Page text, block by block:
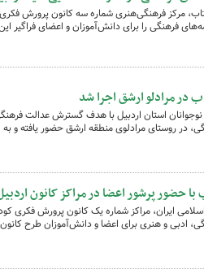
مرکز فرهنگی‌هنری شماره سه کانون پرورش فکری
فرهنگی را برای دانش‌آموزان و اعضای فراگیر
در مرادلو ارشق اجرا شد
استان اردبیل با هدف گسترش عدالت
در روستای مرادلوی منطقه ارشق حضور یافته و به
پرشور اعضا در مراکز کانون
ایران، مراکز شماره یک کانون پرورش فکری
ادبی و هنری برای اعضا و دانش‌آموزان طرح